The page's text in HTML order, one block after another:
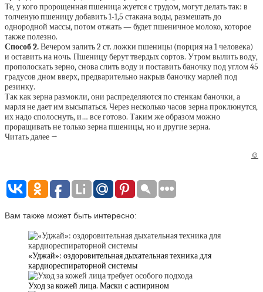
Те, у кого пророщенная пшеница жуется с трудом, могут делать так: в
толченую пшеницу добавить 1-1,5 стакана воды, размешать до
однородной массы, потом отжать — будет пшеничное молоко, которое
также полезно.
Способ 2.Вечером залить 2 ст. ложки пшеницы (порция на 1 человека)
и оставить на ночь. Пшеницу берут твердых сортов. Утром вылить воду,
прополоскать зерно, снова слить воду и поставить баночку под углом 45
градусов дном вверх, предварительно накрыв баночку марлей под
резинку.
Так как зерна размокли, они распределяются по стенкам баночки, а
марля не дает им высыпаться. Через несколько часов зерна проклюнутся,
их надо сполоснуть, и… все готово. Таким же образом можно
проращивать не только зерна пшеницы, но и другие зерна.
Читать далее →
©
Вам также может быть интересно:
«Уджай»: оздоровительная дыхательная техника для
кардиореспираторной системы
Уход за кожей лица. Маски с аспирином